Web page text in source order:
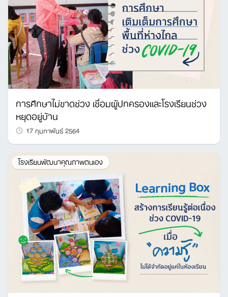
การศึกษาไม่ขาดช่วง เชื่อมผู้ปกครองและโรงเรียนช่วง
หยุดอยู่บ้าน
17 กุมภาพันธ์ 2564
โรงเรียนพัฒนาคุณภาพตนเอง